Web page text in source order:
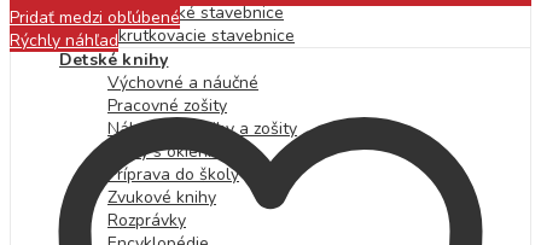
Magnetické stavebnice
Skrutkovacie stavebnice
Detské knihy
Výchovné a náučné
Pracovné zošity
Nálepkové knihy a zošity
Knihy s okienkami
Príprava do školy
Zvukové knihy
Rozprávky
Pridať medzi obľúbené
Rýchly náhľad